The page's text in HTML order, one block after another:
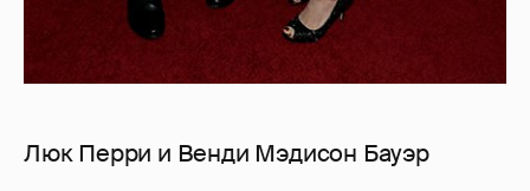
Люк Перри и Венди Мэдисон Бауэр